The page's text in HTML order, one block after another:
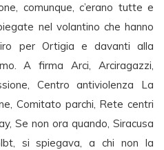
comunque, c’erano tutte e
nel volantino che hanno
per Ortigia e davanti alla
A firma Arci, Arciragazzi,
Centro antiviolenza La
Comitato parchi, Rete centri
Se non ora quando, Siracusa
si spiegava, a chi non la